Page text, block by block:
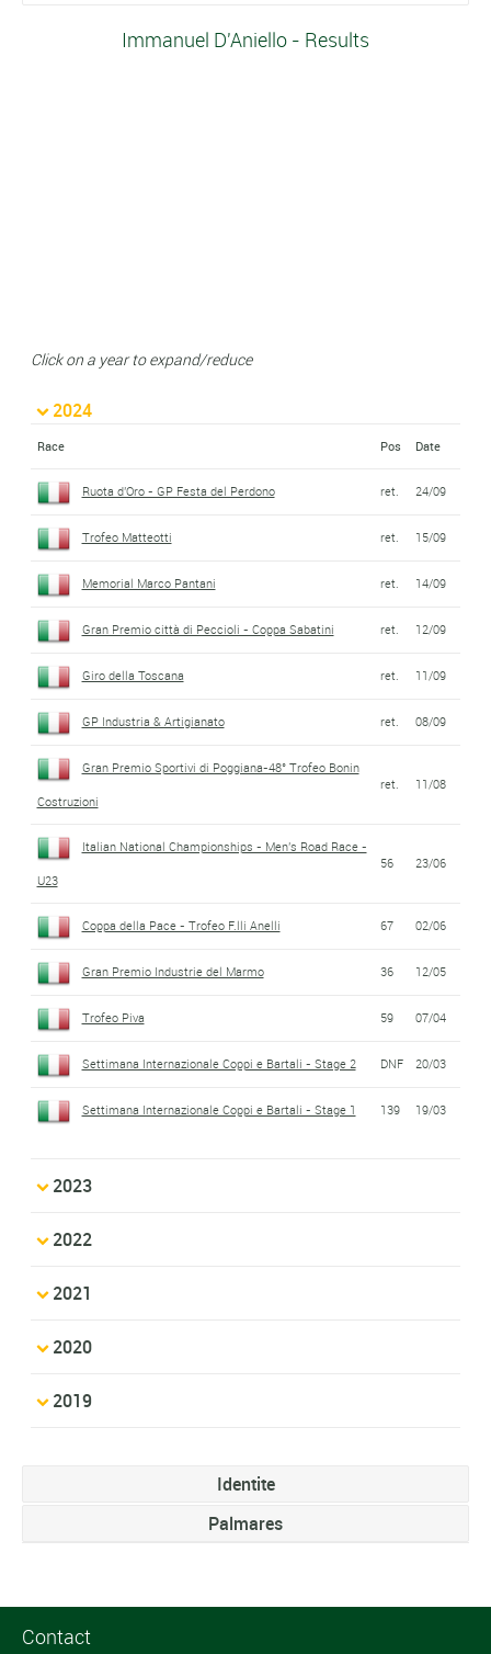
Immanuel D'Aniello - Results
Click on a year to expand/reduce
2024
Race Pos Date
Ruota d'Oro - GP Festa del Perdono ret. 24/09
Trofeo Matteotti ret. 15/09
Memorial Marco Pantani ret. 14/09
Gran Premio città di Peccioli - Coppa Sabatini ret. 12/09
Giro della Toscana ret. 11/09
GP Industria & Artigianato ret. 08/09
Gran Premio Sportivi di Poggiana-48° Trofeo Bonin
Costruzioni
ret. 11/08
Italian National Championships - Men's Road Race -
U23
56 23/06
Coppa della Pace - Trofeo F.lli Anelli 67 02/06
Gran Premio Industrie del Marmo 36 12/05
Trofeo Piva 59 07/04
Settimana Internazionale Coppi e Bartali - Stage 2 DNF 20/03
Settimana Internazionale Coppi e Bartali - Stage 1 139 19/03
2023
2022
2021
2020
2019
Identite
Palmares
Contact